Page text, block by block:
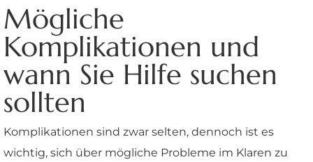
Mögliche
Komplikationen und
wann Sie Hilfe suchen
sollten
Komplikationen sind zwar selten, dennoch ist es
wichtig, sich über mögliche Probleme im Klaren zu